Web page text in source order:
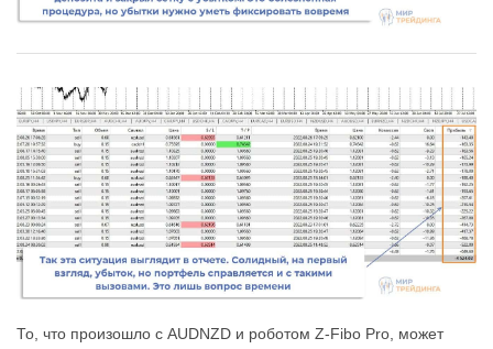
То, что произошло с AUDNZD и роботом Z-Fibo Pro, может